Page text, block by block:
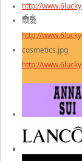
香水
http://
頭髮
http://
cosmetics.jpg
http://